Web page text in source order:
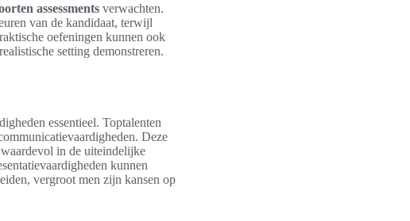
assessments verwachten.
van de kandidaat, terwijl
oefeningen kunnen ook
setting demonstreren.
essentieel. Toptalenten
Deze
in de uiteindelijke
kunnen
vergroot men zijn kansen op